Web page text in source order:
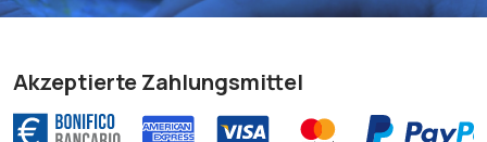
Akzeptierte Zahlungsmittel